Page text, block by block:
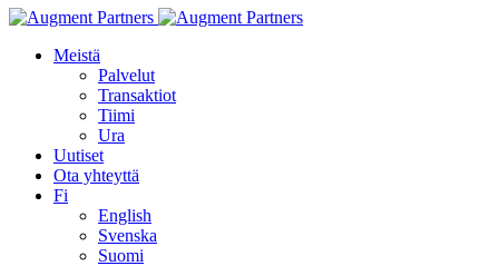
Meistä
Palvelut
Transaktiot
Tiimi
Ura
Uutiset
Ota yhteyttä
Fi
English
Svenska
Suomi